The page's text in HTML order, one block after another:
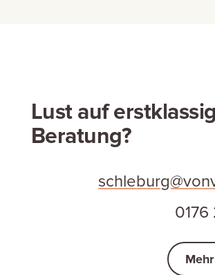
Lust auf
Beratung?
0176